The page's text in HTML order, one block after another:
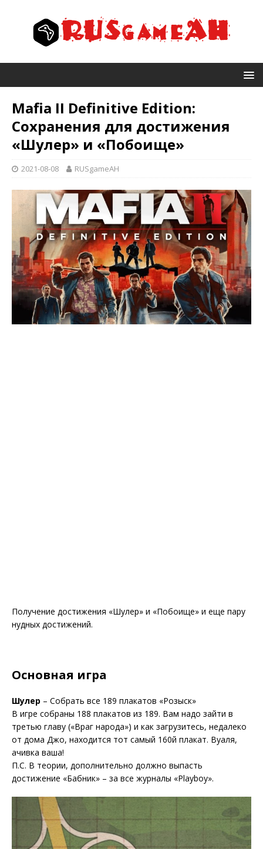
Mafia II Definitive Edition:
Сохранения для достижения
«Шулер» и «Побоище»
2021-08-08 RUSgameAH
Получение достижения «Шулер» и «Побоище» и еще пару
нудных достижений.
Основная игра
Шулер – Собрать все 189 плакатов «Розыск»
В игре собраны 188 плакатов из 189. Вам надо зайти в
третью главу («Враг народа») и как загрузитесь, недалеко
от дома Джо, находится тот самый 160й плакат. Вуаля,
ачивка ваша!
П.С. В теории, дополнительно должно выпасть
достижение «Бабник» – за все журналы «Playboy».